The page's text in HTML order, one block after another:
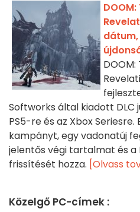
dátum,
Softworks által kiadott DLC
PS5-re és az Xbox
kampányt, egy vadonatúj
jelentős végi tartalmat és a
frissítését hozza. [Olvass
Közelgő PC-címek :